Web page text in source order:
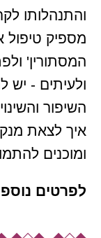
והתנהלותו
מספיק
המסתורין'
ולעיתים -
השיפור
איך לצאת
ומוכנים
לפרטים